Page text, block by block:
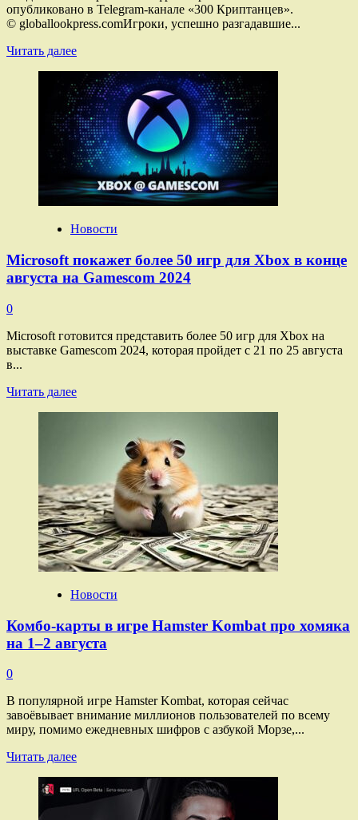
опубликовано в Telegram-канале «300 Криптанцев».
© globallookpress.comИгроки, успешно разгадавшие...
Читать далееПрочитать
Шифром
в Hamster
Kombat
на 2 и 3 августа
оказалось
слово
SHARDS
Новости
Microsoft покажет более 50 игр для Xbox в конце
августа на Gamescom 2024
0
Microsoft готовится представить более 50 игр для Xbox на
выставке Gamescom 2024, которая пройдет с 21 по 25 августа
в...
Читать далееПрочитать
для
Xbox
в конце
августа
на Gamescom
2024
Новости
Комбо-карты в игре Hamster Kombat про хомяка
на 1–2 августа
0
В популярной игре Hamster Kombat, которая сейчас
завоёвывает внимание миллионов пользователей по всему
миру, помимо ежедневных шифров с азбукой Морзе,...
Читать далееПрочитать
Комбо-